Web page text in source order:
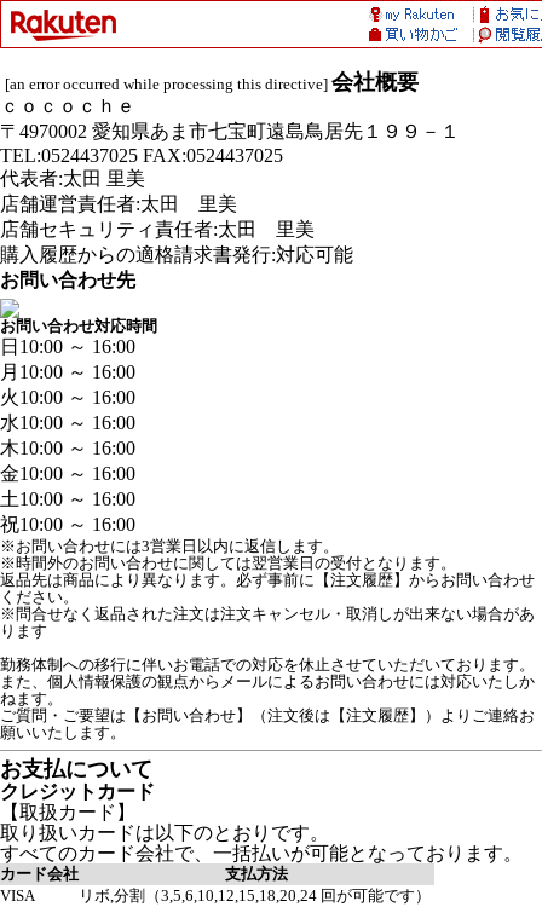
[an error occurred while processing this directive] 会社概要
ｃｏｃｏｃｈｅ
〒4970002 愛知県あま市七宝町遠島鳥居先１９９－１
TEL:0524437025 FAX:0524437025
代表者:太田 里美
店舗運営責任者:太田 里美
店舗セキュリティ責任者:太田 里美
購入履歴からの適格請求書発行:対応可能
お問い合わせ先
お問い合わせ対応時間
日 10:00 ～ 16:00
月 10:00 ～ 16:00
火10:00 ～ 16:00
水10:00 ～ 16:00
木10:00 ～ 16:00
金10:00 ～ 16:00
土10:00 ～ 16:00
祝10:00 ～ 16:00
※お問い合わせには3営業日以内に返信します。
※時間外のお問い合わせに関しては翌営業日の受付となります。
返品先は商品により異なります。必ず事前に【注文履歴】からお問い合わせ
ください。
※問合せなく返品された注文は注文キャンセル・取消しが出来ない場合があ
ります
勤務体制への移行に伴いお電話での対応を休止させていただいております。
また、個人情報保護の観点からメールによるお問い合わせには対応いたしか
ねます。
ご質問・ご要望は【お問い合わせ】（注文後は【注文履歴】）よりご連絡お
お支払について
クレジットカード
【取扱カード】
取り扱いカードは以下のとおりです。
すべてのカード会社で、一括払いが可能となっております。
カード会社
支払方法
VISA
リボ,分割（3,5,6,10,12,15,18,20,24 回が可能です）